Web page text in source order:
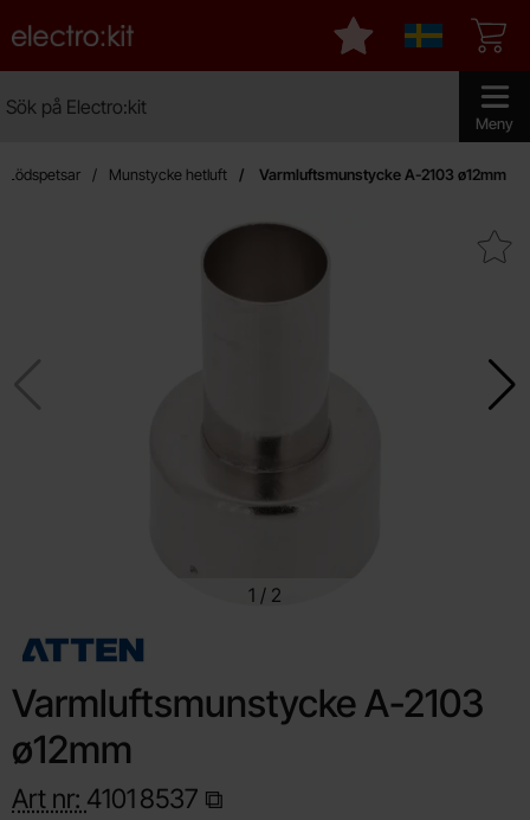
Meny
Startsidan för Electro:kit
Sverige
Mina favoriter
Lödspetsar Munstycke hetluft Varmluftsmunstycke A-2103 ø12mm
Makera varmluftsmunstycke
1 / 2
Varmluftsmunstycke A-2103
ø12mm
Art nr: 41018537